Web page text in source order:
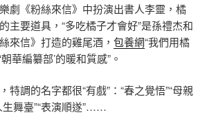
劇《粉絲來信》中扮演出書人李靈，橘
主要道具，“多吃橘子才會好”是孫禮杰和
來信》打造的雞尾酒， 包養網“我們用橘
華編纂部’的暖和質感”。
特調的名字都很“有戲”：“春之覺悟”“母親
生舞臺”“表演順遂”……